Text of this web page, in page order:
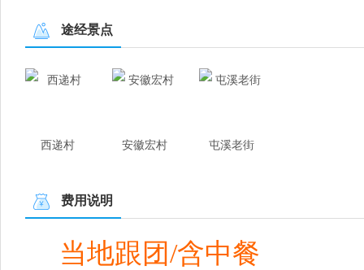
途经景点
西递村 安徽宏村 屯溪老街
费用说明
当地跟团/含中餐